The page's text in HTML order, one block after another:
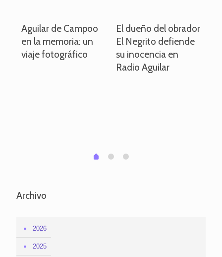
Aguilar de Campoo
en la memoria: un
viaje fotográfico
El dueño del obrador
El Negrito defiende
su inocencia en
Radio Aguilar
0 1 2
Archivo
2026
2025